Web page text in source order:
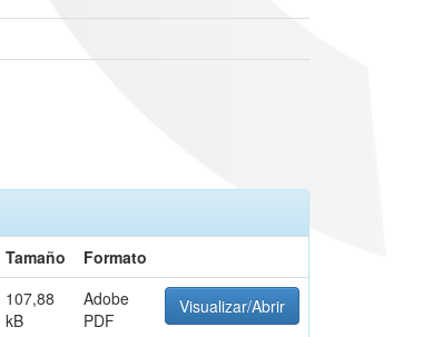
Tamaño
Formato
107,88
kB
Adobe
PDF
Visualizar/Abrir